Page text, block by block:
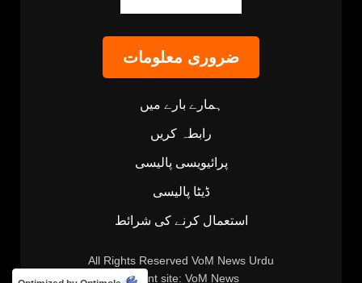
ضروری معلومات
ہمارے بارے میں
رابطہ کریں
پرائیویسی پالیسی
ڈیٹا پالیسی
استعمال کرنے کی شرائط
All Rights Reserved VoM News Urdu
Parent site: VoM News